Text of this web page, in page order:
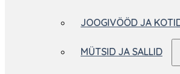
JOOGIVÖÖD JA
MÜTSID JA SALLID